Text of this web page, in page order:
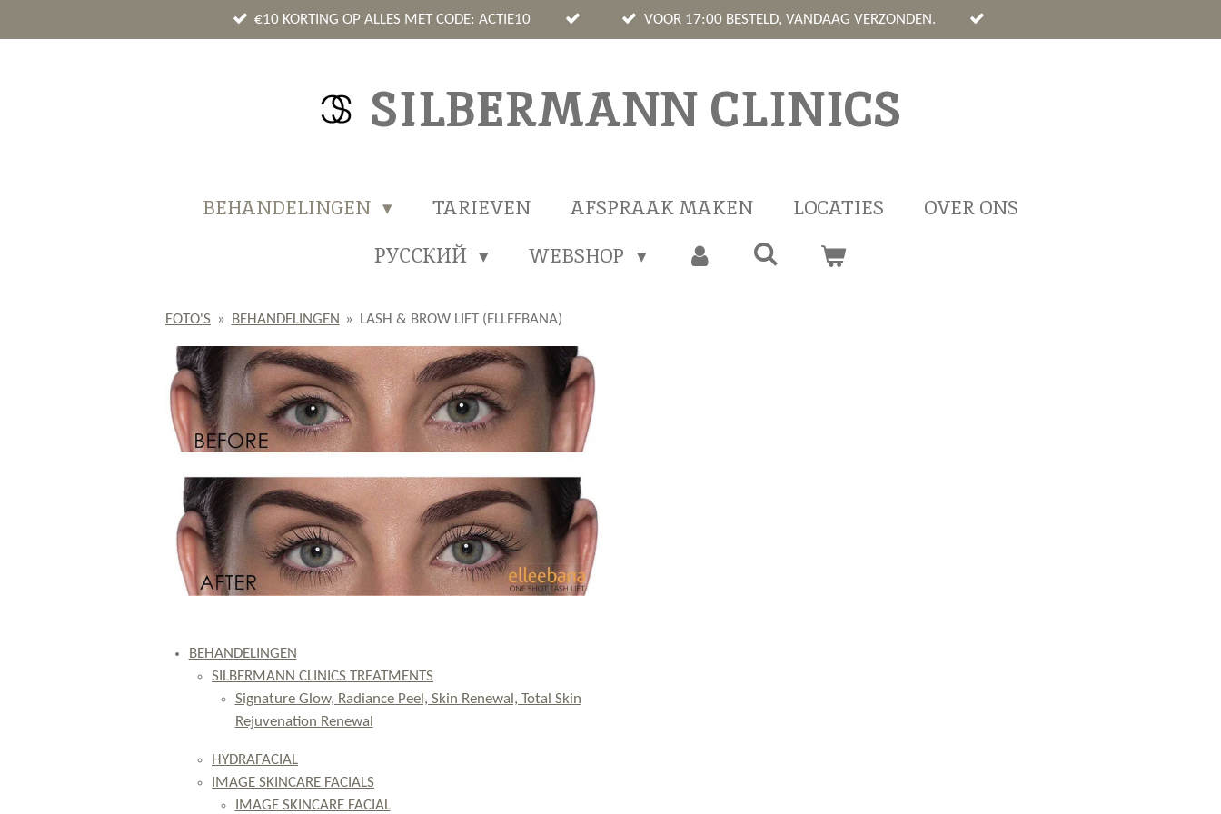
direct
€10 KORTING OP ALLES MET CODE: ACTIE10 VOOR 17:00 BESTELD, VANDAAG VERZONDEN.
SILBERMANN CLINICS
BEHANDELINGEN TARIEVEN AFSPRAAK MAKEN LOCATIES
OVER ONS
РУССКИЙ
WEBSHOP
FOTO'S » BEHANDELINGEN » LASH & BROW LIFT (ELLEEBANA)
BEHANDELINGEN
SILBERMANN CLINICS TREATMENTS
Signature Glow, Radiance Peel, Skin Renewal, Total Skin
Rejuvenation Renewal
HYDRAFACIAL
IMAGE SKINCARE FACIALS
IMAGE SKINCARE FACIAL